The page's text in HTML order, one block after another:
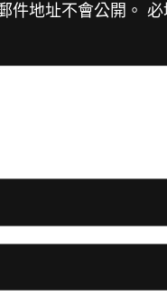
件地址不會公開。 必